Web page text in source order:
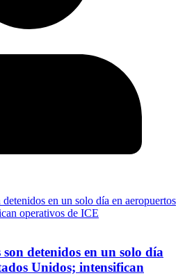
detenidos en un solo día
Unidos; intensifican